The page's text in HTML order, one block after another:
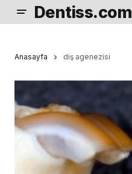
Dentiss.com
Anasayfa diş agenezisi